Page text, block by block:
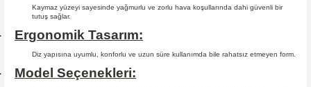
Kaymaz yüzeyi sayesinde yağmurlu ve zorlu hava koşullarında dahi güvenli bir
tutuş sağlar.
Ergonomik Tasarım:
Diz yapısına uyumlu, konforlu ve uzun süre kullanımda bile rahatsız etmeyen form.
Model Seçenekleri: